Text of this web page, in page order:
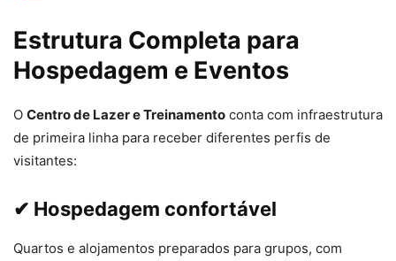
Estrutura Completa para
Hospedagem e Eventos
O Centro de Lazer e Treinamento conta com infraestrutura
de primeira linha para receber diferentes perfis de
visitantes:
✔ Hospedagem confortável
Quartos e alojamentos preparados para grupos, com